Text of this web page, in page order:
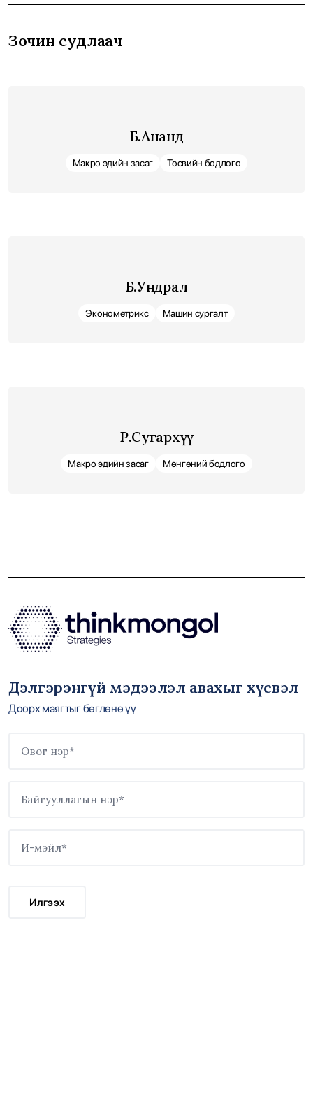
Зочин судлаач
Б.Ананд
Макро эдийн засаг Төсвийн бодлого
Б.Ундрал
Эконометрикс Машин сургалт
Р.Сугархүү
Макро эдийн засаг Мөнгөний бодлого
Дэлгэрэнгүй мэдээлэл авахыг хүсвэл
Доорх маягтыг бөглөнө үү
Илгээх